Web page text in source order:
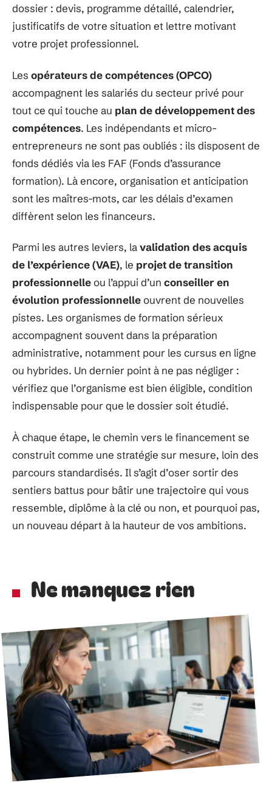
dossier : devis, programme détaillé, calendrier,
justificatifs de votre situation et lettre motivant
votre projet professionnel.
Les opérateurs de compétences (OPCO)
accompagnent les salariés du secteur privé pour
tout ce qui touche au plan de développement des
compétences. Les indépendants et micro-
entrepreneurs ne sont pas oubliés : ils disposent de
fonds dédiés via les FAF (Fonds d’assurance
formation). Là encore, organisation et anticipation
sont les maîtres-mots, car les délais d’examen
diffèrent selon les financeurs.
Parmi les autres leviers, lavalidation des acquis
de l’expérience (VAE), le projet de transition
professionnelleou l’appui d’un conseiller en
évolution professionnelleouvrent de nouvelles
pistes. Les organismes de formation sérieux
accompagnent souvent dans la préparation
administrative, notamment pour les cursus en ligne
ou hybrides. Un dernier point à ne pas négliger :
vérifiez que l’organisme est bien éligible, condition
indispensable pour que le dossier soit étudié.
À chaque étape, le chemin vers le financement se
construit comme une stratégie sur mesure, loin des
parcours standardisés. Il s’agit d’oser sortir des
sentiers battus pour bâtir une trajectoire qui vous
ressemble, diplôme à la clé ou non, et pourquoi pas,
un nouveau départ à la hauteur de vos ambitions.
Ne manquez rien